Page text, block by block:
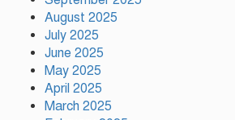
August 2025
July 2025
June 2025
May 2025
April 2025
March 2025